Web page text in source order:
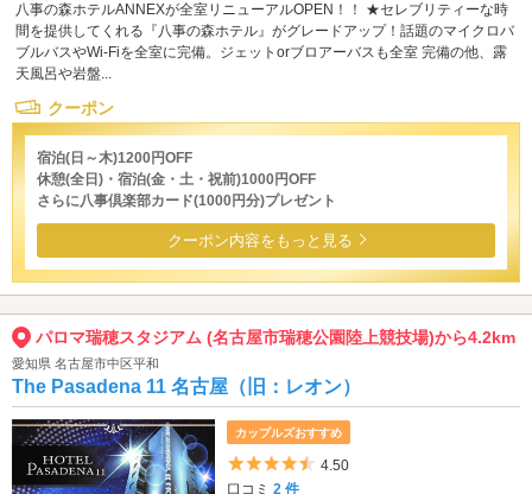
八事の森ホテルANNEXが全室リニューアルOPEN！！ ★セレブリティーな時
間を提供してくれる『八事の森ホテル』がグレードアップ！話題のマイクロバ
ブルバスやWi-Fiを全室に完備。ジェットorブロアーバスも全室 完備の他、露
天風呂や岩盤...
クーポン
宿泊(日～木)1200円OFF
休憩(全日)・宿泊(金・土・祝前)1000円OFF
さらに八事倶楽部カード(1000円分)プレゼント
クーポン内容をもっと見る
パロマ瑞穂スタジアム (名古屋市瑞穂公園陸上競技場)から4.2km
愛知県 名古屋市中区平和
The Pasadena 11 名古屋（旧：レオン）
カップルズおすすめ
5つ星のうち4.5
4.50
口コミ2 件